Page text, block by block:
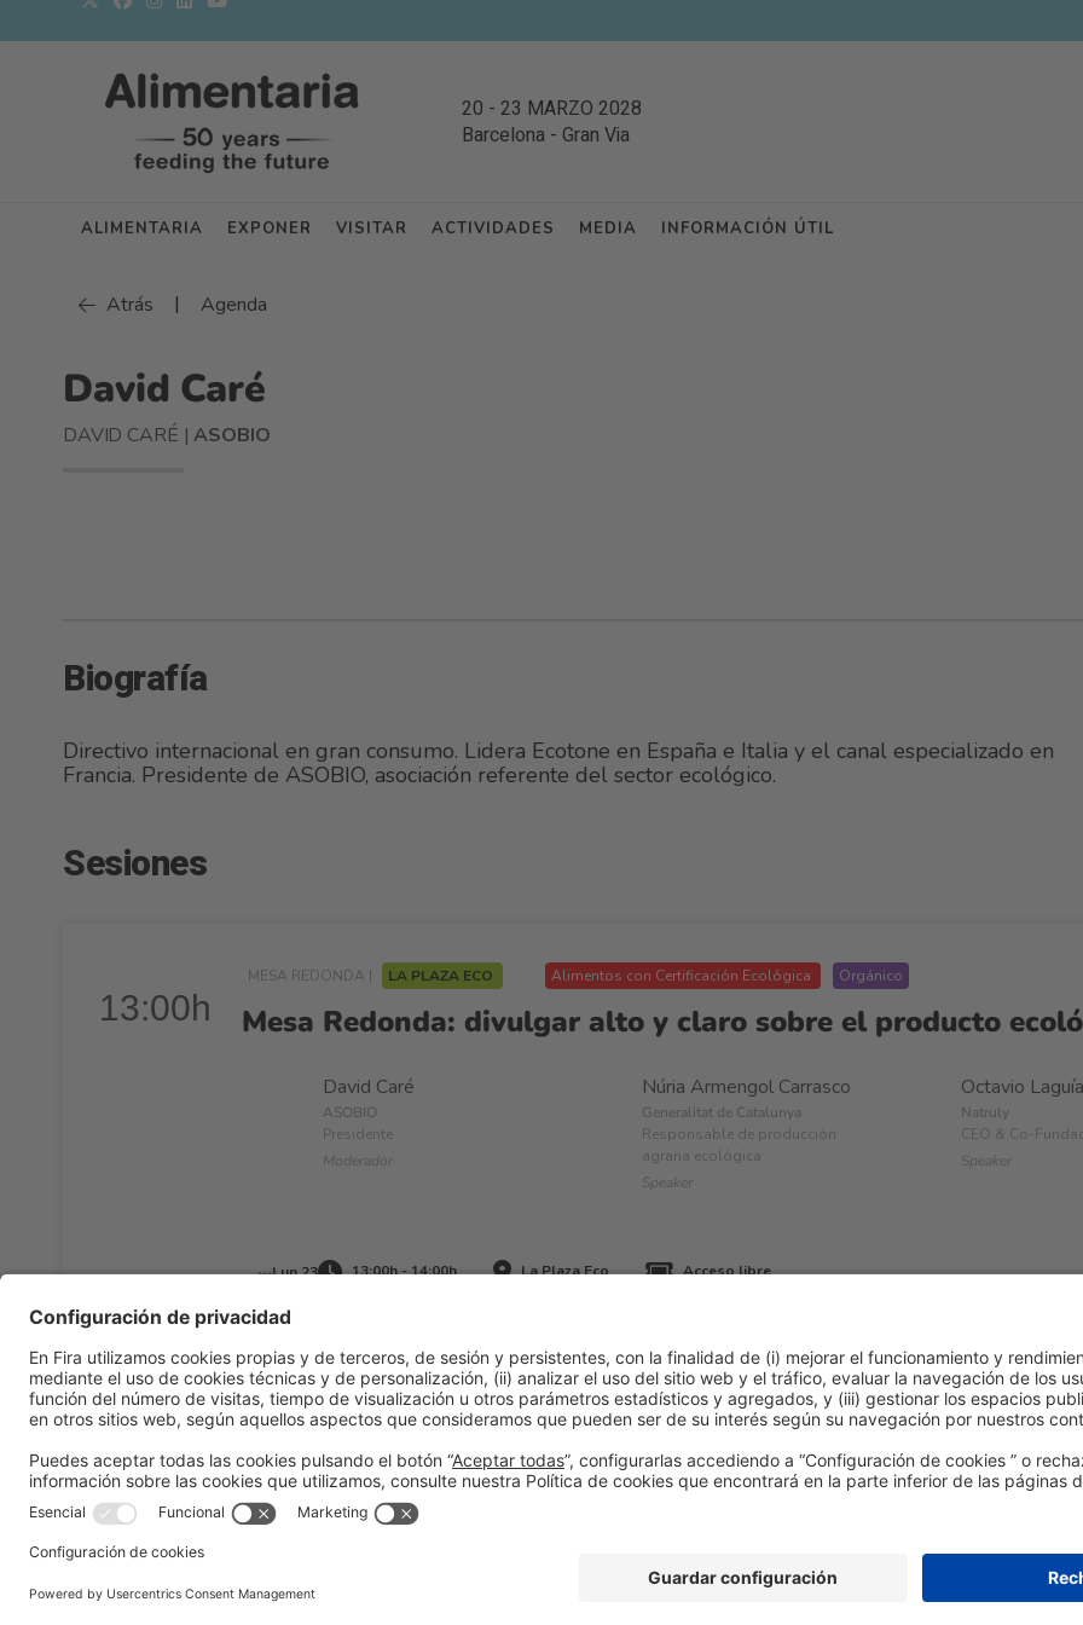
20 - 23 MARZO 2028
Barcelona - Gran Via
ALIMENTARIA EXPONER VISITAR ACTIVIDADES MEDIA INFORMACIÓN ÚTIL
Atrás | Agenda
David Caré
DAVID CARÉ |ASOBIO
Biografía
Directivo internacional en gran consumo. Lidera Ecotone en España e Italia y el canal especializado en
Francia. Presidente de ASOBIO, asociación referente del sector ecológico.
Sesiones
13:00h
MESA REDONDA | LA PLAZA ECO Alimentos con Certificación Ecológica Orgánico
Mesa Redonda: divulgar alto y claro sobre el producto
David Caré
ASOBIO
Presidente
Moderador
Núria Armengol Carrasco
Generalitat de Catalunya
Responsable de producción
agraria ecológica
Speaker
Octavio Laguía
Natruly
CEO & Co-
Speaker
Lun 23 13:00h - 14:00h La Plaza Eco Acceso libre
Información generalAviso legalPolítica de privacidad